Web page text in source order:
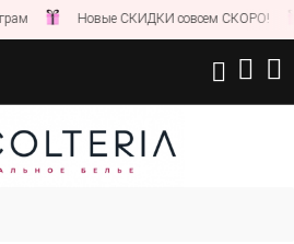
Новые СКИДКИ совсем СКОРО!